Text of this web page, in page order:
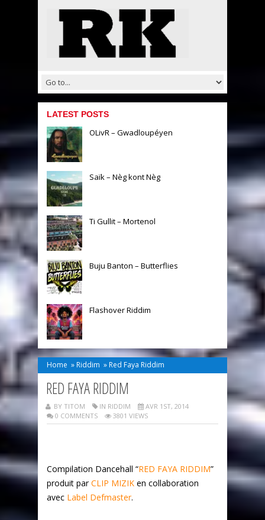
LATEST POSTS
OLivR – Gwadloupéyen
Saïk – Nèg kont Nèg
Ti Gullit – Mortenol
Buju Banton – Butterflies
Flashover Riddim
Home » Riddim » Red Faya Riddim
RED FAYA RIDDIM
BY TITOM IN RIDDIM
AVR 1ST, 2014
0 COMMENTS
3801 VIEWS
Compilation Dancehall “RED FAYA RIDDIM”
produit parCLIP MIZIK en collaboration
avec Label Defmaster.